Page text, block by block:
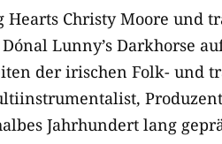
Christy Moore und
Lunny’s Darkhorse
der irischen Folk- und
Jahrhundert lang